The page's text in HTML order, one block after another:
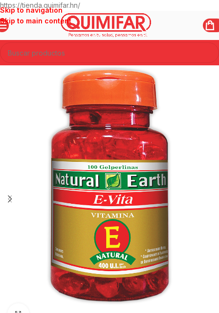
https://tienda.quimifar.hn/
Skip to navigation
Skip to main content